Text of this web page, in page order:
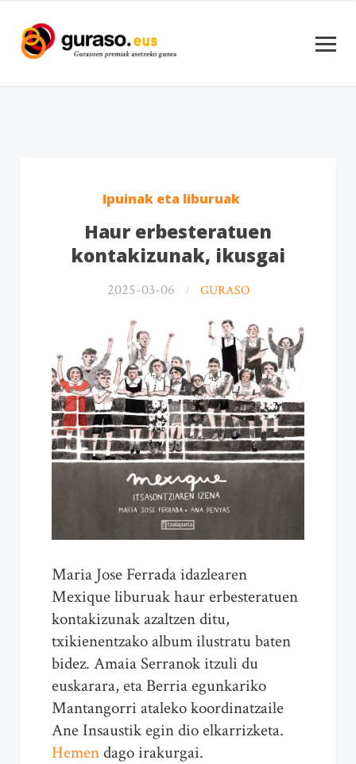
Ipuinak eta liburuak
Haur erbesteratuen
kontakizunak, ikusgai
2025-03-06 GURASO
Maria Jose Ferrada idazlearen
Mexique liburuak haur erbesteratuen
kontakizunak azaltzen ditu,
txikienentzako album ilustratu baten
bidez. Amaia Serranok itzuli du
euskarara, eta Berria egunkariko
Mantangorri ataleko koordinatzaile
Ane Insaustik egin dio elkarrizketa.
Hemendago irakurgai.